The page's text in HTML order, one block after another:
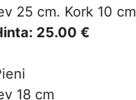
25 cm. Kork 10 cm
25.00 €
18 cm